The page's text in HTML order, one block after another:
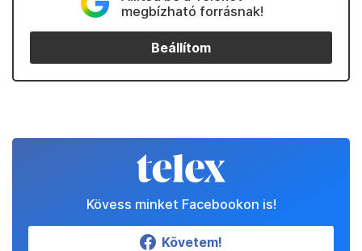
megbízható forrásnak!
Beállítom
Kövess minket Facebookon is!
Követem!